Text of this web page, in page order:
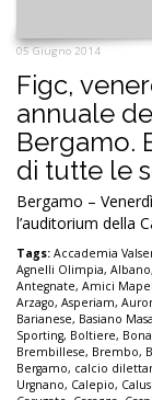
05 Giugno 2014
Figc,
annuale
Bergamo.
di tutte le
Bergamo –
l’auditorium della
Tags: Accademia
Agnelli Olimpia, Albano,
Antegnate, Amici
Arzago, Asperiam,
Barianese, Basiano
Sporting, Boltiere,
Brembillese, Brembo,
Bergamo, calcio
Urgnano, Calepio,